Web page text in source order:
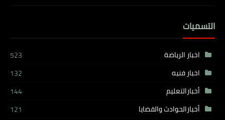
التسميات
اخبار الرياضة
523
اخبار فنيه
132
أخبارالتعليم
144
أخبارالحوادث والقضايا
121